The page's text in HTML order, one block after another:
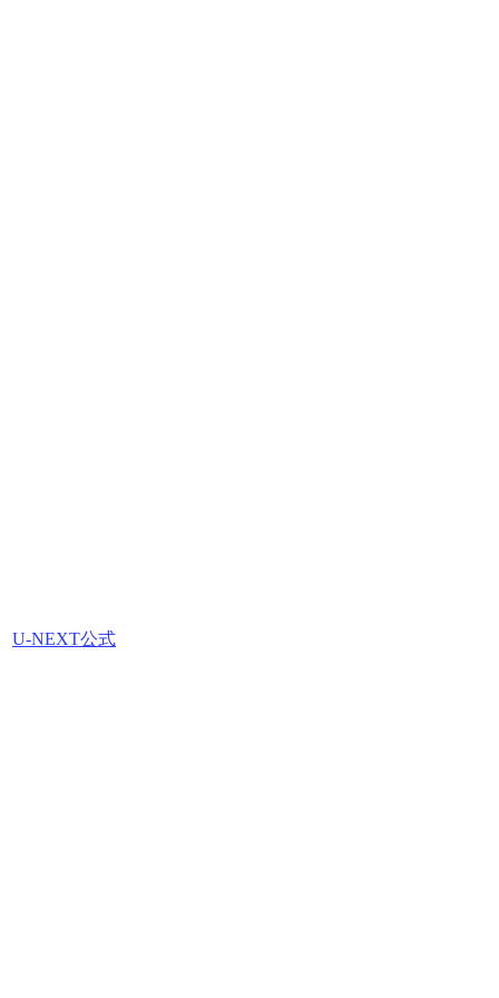
U-NEXT公式